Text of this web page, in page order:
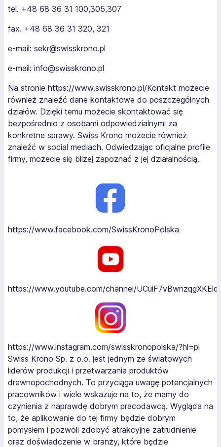
tel. +48 68 36 31 100,305,307
fax. +48 68 36 31 320, 321
e-mail: sekr@swisskrono.pl
e-mail: info@swisskrono.pl
Na stronie https://www.swisskrono.pl/Kontakt możecie
również znaleźć dane kontaktowe do poszczególnych
działów. Dzięki temu możecie skontaktować się
bezpośrednio z osobami odpowiedzialnymi za
konkretne sprawy. Swiss Krono możecie również
znaleźć w social mediach. Odwiedzając oficjalne profile
firmy, możecie się bliżej zapoznać z jej działalnością.
https://www.facebook.com/SwissKronoPolska
https://www.youtube.com/channel/
https://www.instagram.com/swisskronopolska/?hl=pl
Swiss Krono Sp. z o.o. jest jednym ze światowych
liderów produkcji i przetwarzania produktów
drewnopochodnych. To przyciąga uwagę potencjalnych
pracowników i wiele wskazuje na to, że mamy do
czynienia z naprawdę dobrym pracodawcą. Wygląda na
to, że aplikowanie do tej firmy będzie dobrym
pomysłem i pozwoli zdobyć atrakcyjne zatrudnienie
oraz doświadczenie w branży, które będzie